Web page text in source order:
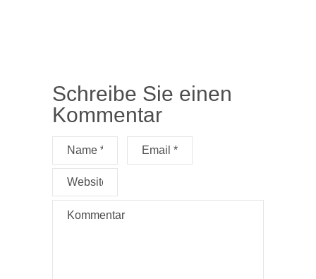
Schreibe Sie einen
Kommentar